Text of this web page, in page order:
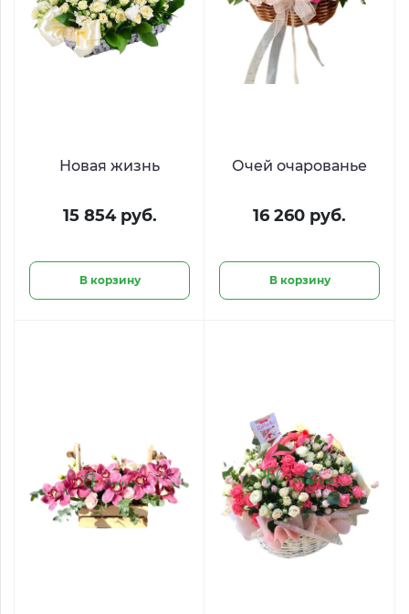
Новая жизнь
15 854 руб.
В корзину
Очей очарованье
16 260 руб.
В корзину